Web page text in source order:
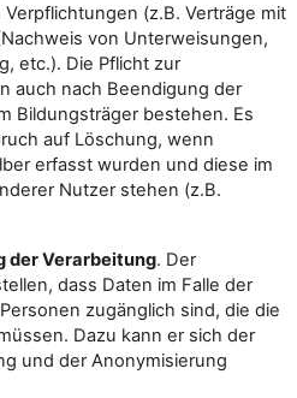
(z.B. Verträge mit
von Unterweisungen,
etc.). Die Pflicht zur
auch nach Beendigung der
Bildungsträger bestehen. Es
auf Löschung, wenn
erfasst wurden und diese im
Nutzer stehen (z.B.
der Verarbeitung. Der
dass Daten im Falle der
zugänglich sind, die die
Dazu kann er sich der
und der Anonymisierung